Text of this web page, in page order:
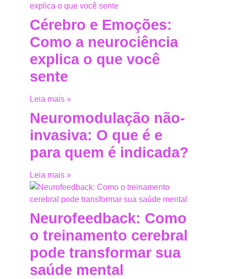
Cérebro e Emoções:
Como a neurociência
explica o que você
sente
Leia mais »
Neuromodulação não-
invasiva: O que é e
para quem é indicada?
Leia mais »
Neurofeedback: Como
o treinamento cerebral
pode transformar sua
saúde mental